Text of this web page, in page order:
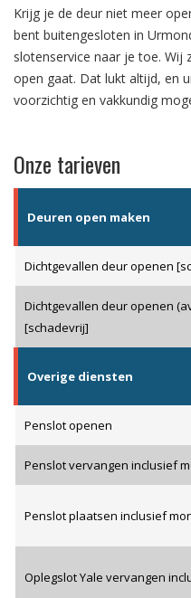
Krijg je de deur niet meer
bent buitengesloten in
slotenservice naar je toe. Wij
open gaat. Dat lukt altijd, en
voorzichtig en vakkundig
Onze tarieven
Deuren open maken
Dichtgevallen deur openen
Dichtgevallen deur openen
[schadevrij]
Overige diensten
Penslot openen
Penslot vervangen inclusief
Penslot plaatsen inclusief
Oplegslot Yale vervangen